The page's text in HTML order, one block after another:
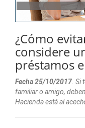
¿Cómo
considere
préstamos
Fecha 25/10/2017. Si
familiar o amigo,
Hacienda está al